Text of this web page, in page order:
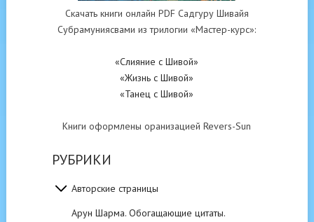
Скачать книги онлайн PDF Садгуру Шивайя
Субрамуниясвами из трилогии «Мастер-курс»:
«Слияние с Шивой»
«Жизнь с Шивой»
«Танец с Шивой»
Книги оформлены оранизацией Revers-Sun
РУБРИКИ
Авторские страницы
Арун Шарма. Обогащающие цитаты.